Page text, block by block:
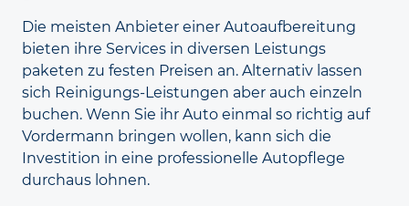
Die meisten Anbieter einer Autoaufbereitung
bieten ihre Services in diversen Leistungs
paketen zu festen Preisen an. Alternativ lassen
sich Reinigungs-Leistungen aber auch einzeln
buchen. Wenn Sie ihr Auto einmal so richtig auf
Vordermann bringen wollen, kann sich die
Investition in eine professionelle Autopflege
durchaus lohnen.